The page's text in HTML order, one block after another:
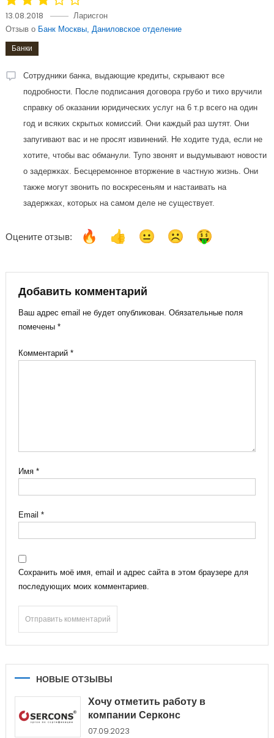
13.08.2018 Ларисгон
Отзыв о Банк Москвы, Даниловское отделение
Банки
Сотрудники банка, выдающие кредиты, скрывают все
подробности. После подписания договора грубо и тихо вручили
справку об оказании юридических услуг на 6 т.р всего на один
год и всяких скрытых комиссий. Они каждый раз шутят. Они
запугивают вас и не просят извинений. Не ходите туда, если не
хотите, чтобы вас обманули. Тупо звонят и выдумывают новости
о задержках. Бесцеремонное вторжение в частную жизнь. Они
также могут звонить по воскресеньям и настаивать на
задержках, которых на самом деле не существует.
Оцените отзыв:
Добавить комментарий
Ваш адрес email не будет опубликован. Обязательные поля
помечены *
Комментарий *
Имя *
Email *
Сохранить моё имя, email и адрес сайта в этом браузере для
последующих моих комментариев.
НОВЫЕ ОТЗЫВЫ
Хочу отметить работу в
компании Серконс
07.09.2023